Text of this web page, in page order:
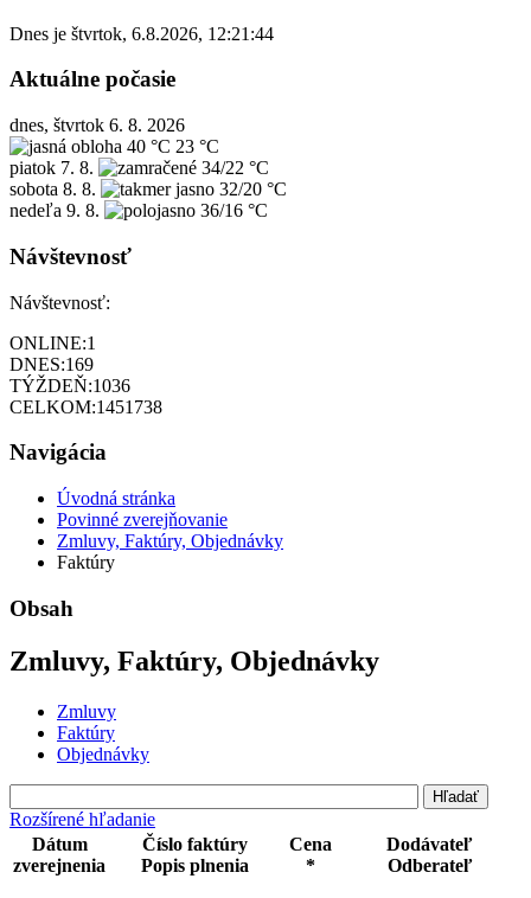
Dnes je štvrtok, 6.8.2026, 12:21:44
Aktuálne počasie
dnes, štvrtok 6. 8. 2026
40 °C 23 °C
piatok 7. 8.
34/22 °C
sobota 8. 8.
32/20 °C
nedeľa 9. 8. 36/16 °C
Návštevnosť
Návštevnosť:
ONLINE:1
DNES:169
TÝŽDEŇ:1036
CELKOM:1451738
Navigácia
Úvodná stránka
Povinné zverejňovanie
Zmluvy, Faktúry, Objednávky
Faktúry
Obsah
Zmluvy, Faktúry, Objednávky
Zmluvy
Faktúry
Objednávky
Rozšírené hľadanie
Dátum
zverejnenia
Číslo faktúry
Popis plnenia
Cena
*
Dodávateľ
Odberateľ